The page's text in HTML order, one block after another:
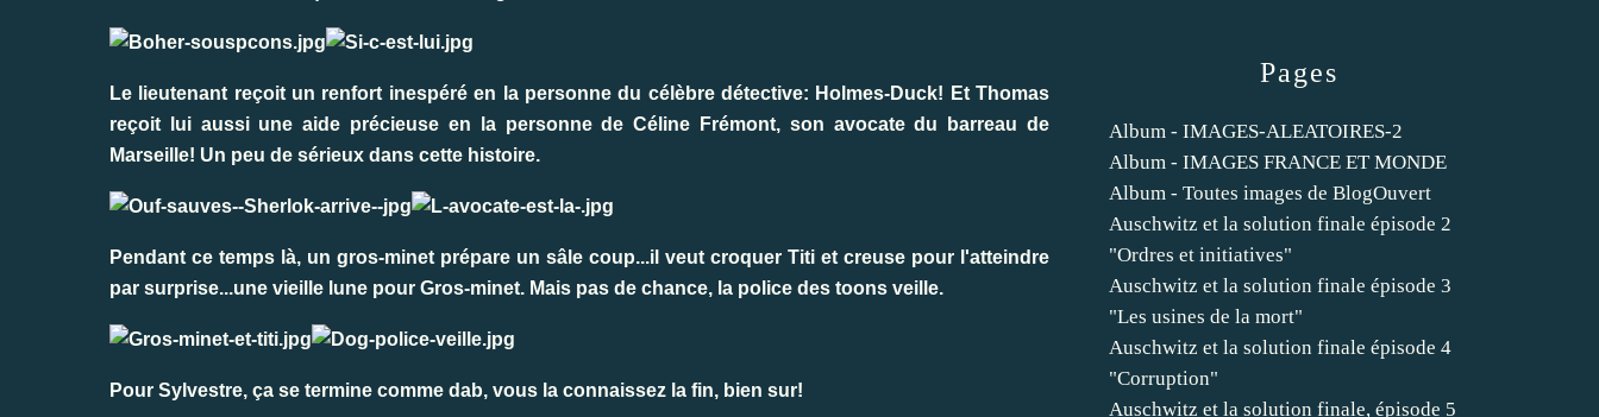
Le lieutenant reçoit un renfort inespéré en la personne du célèbre détective: Holmes-Duck! Et Thomas
reçoit lui aussi une aide précieuse en la personne de Céline Frémont, son avocate du barreau de
Marseille! Un peu de sérieux dans cette histoire.
Pendant ce temps là, un gros-minet prépare un sâle coup...il veut croquer Titi et creuse pour l'atteindre
par surprise...une vieille lune pour Gros-minet. Mais pas de chance, la police des toons veille.
Pour Sylvestre, ça se termine comme dab, vous la connaissez la fin, bien sur!
Pages
Album - IMAGES-ALEATOIRES-2
Album - IMAGES FRANCE ET MONDE
Album - Toutes images de BlogOuvert
Auschwitz et la solution finale épisode 2
"Ordres et initiatives"
Auschwitz et la solution finale épisode 3
"Les usines de la mort"
Auschwitz et la solution finale épisode 4
"Corruption"
Auschwitz et la solution finale, épisode 5